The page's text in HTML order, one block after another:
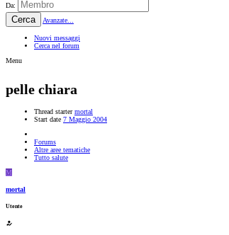
Da:
Cerca Avanzate...
Nuovi messaggi
Cerca nel forum
Menu
pelle chiara
Thread starter mortal
Start date 7 Maggio 2004
Forums
Altre aree tematiche
Tutto salute
M
mortal
Utente